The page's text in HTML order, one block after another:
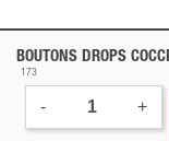
BOUTONS DROPS
173
- +